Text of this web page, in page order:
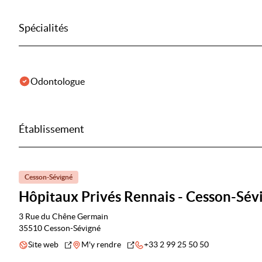
Spécialités
Odontologue
Établissement
Cesson-Sévigné
Hôpitaux Privés Rennais - Cesson-
3 Rue du Chêne Germain
35510 Cesson-Sévigné
Site web
M'y rendre +33 2 99 25 50 50